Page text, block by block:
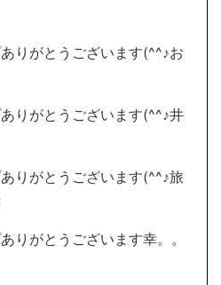
りがとうございます(^^♪お
りがとうございます(^^♪井
りがとうございます(^^♪旅
りがとうございます幸。。